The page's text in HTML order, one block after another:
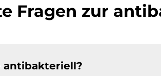
Fragen zur
antibakteriell?